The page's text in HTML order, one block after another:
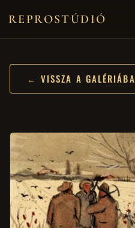
REPROSTÚDIÓ
← VISSZA A GALÉRIÁBA